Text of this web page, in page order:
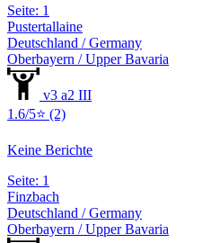
Seite: 1
Pustertallaine
Deutschland / Germany
Oberbayern / Upper Bavaria
v3 a2 III
1.6/5⭐ (2)
Keine Berichte
Seite: 1
Finzbach
Deutschland / Germany
Oberbayern / Upper Bavaria